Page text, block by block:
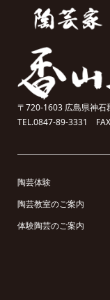
〒720-1603 広島県神
TEL.0847-89-3331
陶芸体験
陶芸教室のご案内
体験陶芸のご案内